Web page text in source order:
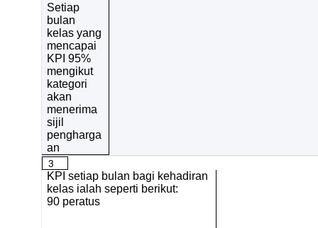
Setiap
bulan
kelas yang
mencapai
KPI 95%
mengikut
kategori
akan
menerima
sijil
pengharga
an
3
KPI setiap bulan bagi kehadiran
kelas ialah seperti berikut:
90 peratus